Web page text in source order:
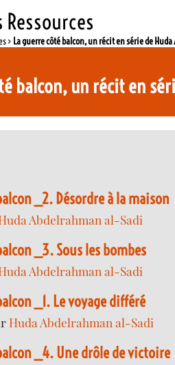
Ressources
> La guerre côté balcon, un récit en série de
balcon, un récit en
_2. Désordre à la maison
Abdelrahman al-Sadi
_3. Sous les bombes
Abdelrahman al-Sadi
_1. Le voyage différé
Huda Abdelrahman al-Sadi
_4. Une drôle de victoire